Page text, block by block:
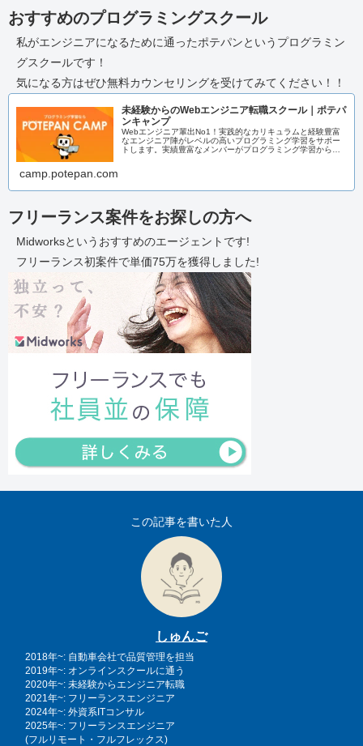
おすすめのプログラミングスクール
私がエンジニアになるために通ったポテパンというプログラミン
グスクールです！
気になる方はぜひ無料カウンセリングを受けてみてください！！
未経験からのWebエンジニア転職スクール｜ポテパ
ンキャンプ
Webエンジニア輩出No1！実践的なカリキュラムと経験豊富
なエンジニア陣がレベルの高いプログラミング学習をサポー
トします。実績豊富なメンバーがプログラミング学習からエ
camp.potepan.com
フリーランス案件をお探しの方へ
Midworksというおすすめのエージェントです!
フリーランス初案件で単価75万を獲得しました!
この記事を書いた人
しゅんご
2018年~: 自動車会社で品質管理を担当
2019年~: オンラインスクールに通う
2020年~: 未経験からエンジニア転職
2021年~: フリーランスエンジニア
2024年~: 外資系ITコンサル
2025年~: フリーランスエンジニア
(フルリモート・フルフレックス)